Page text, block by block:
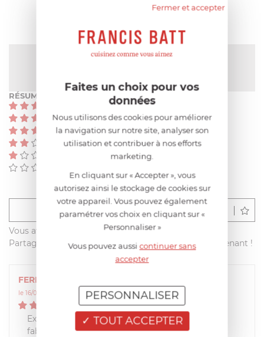
NOTE MOYENNE
RÉSUMÉ
(0)
(0)
(0)
Déposer un avis
Vous avez acheté ce produit sur francisbatt.com ?
Partagez votre avis avec les autres clients dès maintenant !
FERNAND
le 16/06/2026 à 11:50:53
5/5
Excellent produit dans la ligne de qualité du
fabricant qui compte les meilleurs. Esthétique
Fermer et accepter
Faites un choix pour vos
données
Nous utilisons des cookies pour améliorer
la navigation sur notre site, analyser son
utilisation et contribuer à nos efforts
marketing.
En cliquant sur « Accepter », vous
autorisez ainsi le stockage de cookies sur
votre appareil. Vous pouvez également
paramétrer vos choix en cliquant sur «
Personnaliser »
Vous pouvez aussicontinuer sans
accepter
TOUT ACCEPTER
PERSONNALISER